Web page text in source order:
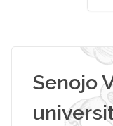
Senojo